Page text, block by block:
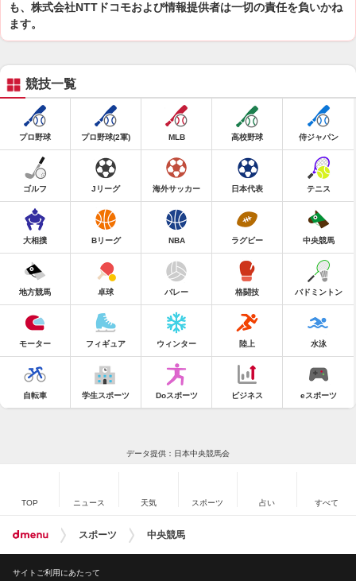
も、株式会社NTTドコモおよび情報提供者は一切の責任を負いかね
ます。
競技一覧
プロ野球 プロ野球(2軍) MLB 高校野球 侍ジャパン
ゴルフ Jリーグ 海外サッカー 日本代表 テニス
大相撲 Bリーグ NBA ラグビー 中央競馬
地方競馬 卓球 バレー 格闘技 バドミントン
モーター フィギュア ウィンター 陸上 水泳
自転車 学生スポーツ Doスポーツ ビジネス eスポーツ
データ提供：日本中央競馬会
TOP ニュース 天気 スポーツ 占い すべて
スポーツ 中央競馬
サイトご利用にあたって